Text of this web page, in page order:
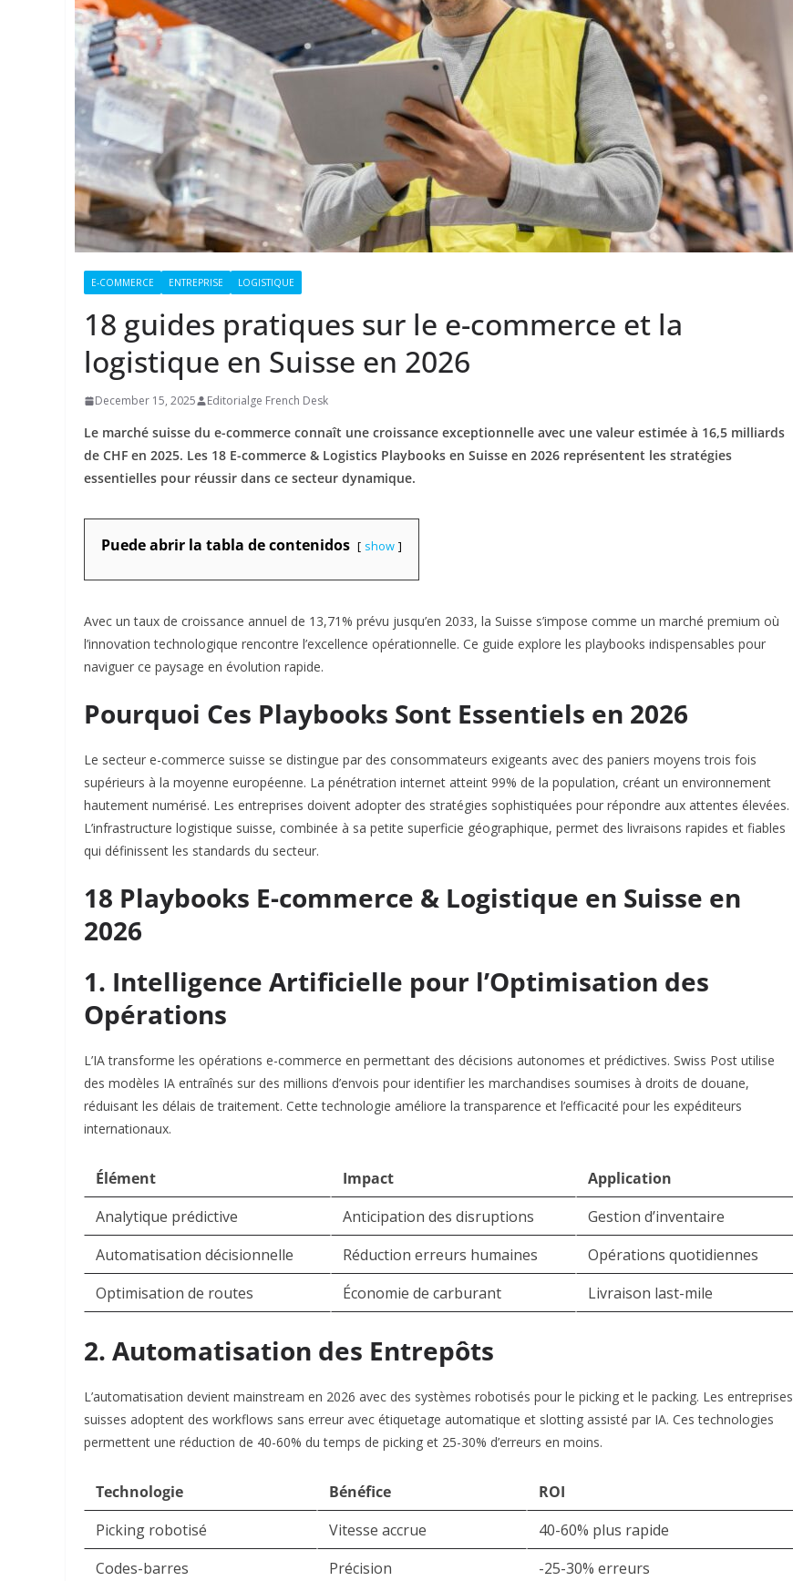
E-COMMERCE ENTREPRISE LOGISTIQUE
18 guides pratiques sur le e-commerce et la
logistique en Suisse en 2026
December 15, 2025 Editorialge French Desk
Le marché suisse du e-commerce connaît une croissance exceptionnelle avec une valeur estimée à 16,5 milliards
de CHF en 2025. Les 18 E-commerce & Logistics Playbooks en Suisse en 2026 représentent les stratégies
essentielles pour réussir dans ce secteur dynamique.
Puede abrir la tabla de contenidos show
Avec un taux de croissance annuel de 13,71% prévu jusqu’en 2033, la Suisse s’impose comme un marché premium où
l’innovation technologique rencontre l’excellence opérationnelle. Ce guide explore les playbooks indispensables pour
naviguer ce paysage en évolution rapide.​
Pourquoi Ces Playbooks Sont Essentiels en 2026
Le secteur e-commerce suisse se distingue par des consommateurs exigeants avec des paniers moyens trois fois
supérieurs à la moyenne européenne. La pénétration internet atteint 99% de la population, créant un environnement
hautement numérisé. Les entreprises doivent adopter des stratégies sophistiquées pour répondre aux attentes élevées.
L’infrastructure logistique suisse, combinée à sa petite superficie géographique, permet des livraisons rapides et fiables
qui définissent les standards du secteur.​
18 Playbooks E-commerce & Logistique en Suisse en
2026
1. Intelligence Artificielle pour l’Optimisation des
Opérations
L’IA transforme les opérations e-commerce en permettant des décisions autonomes et prédictives. Swiss Post utilise
des modèles IA entraînés sur des millions d’envois pour identifier les marchandises soumises à droits de douane,
réduisant les délais de traitement. Cette technologie améliore la transparence et l’efficacité pour les expéditeurs
internationaux.​
Élément Impact
Application
Analytique prédictive
Anticipation des disruptions
Gestion d’inventaire
Automatisation décisionnelle
Réduction erreurs humaines
Opérations quotidiennes
Optimisation de routes
Économie de carburant Livraison last-mile
2. Automatisation des Entrepôts
L’automatisation devient mainstream en 2026 avec des systèmes robotisés pour le picking et le packing. Les entreprises
suisses adoptent des workflows sans erreur avec étiquetage automatique et slotting assisté par IA. Ces technologies
permettent une réduction de 40-60% du temps de picking et 25-30% d’erreurs en moins.​
Technologie Bénéfice
ROI
Picking robotisé
Vitesse accrue
40-60% plus rapide
Codes-barres
Précision
-25-30% erreurs